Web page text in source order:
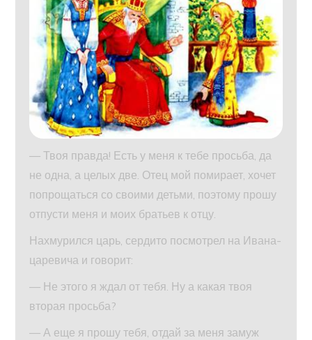
— Твоя правда! Есть у меня к тебе просьба, да
не одна, а целых две. Отец мой помирает, хочет
попрощаться со своими детьми, поэтому прошу
отпусти меня и моих братьев к отцу.
Нахмурился царь, сердито посмотрел на Ивана-
царевича и говорит:
— Не этого я ждал от тебя. Ну а какая твоя
вторая просьба?
— А еще я прошу тебя, отдай за меня замуж